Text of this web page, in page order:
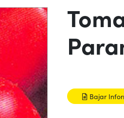
Bajar